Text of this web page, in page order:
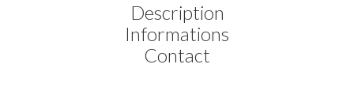
Description
Informations
Contact